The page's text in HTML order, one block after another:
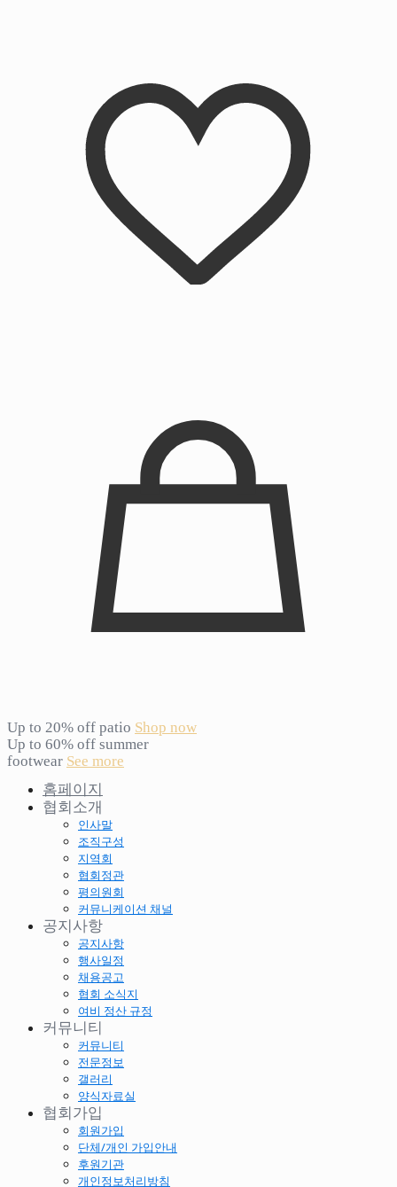
Up to 20% off patio Shop now
Up to 60% off summer
footwear See more
홈페이지
협회소개
인사말
조직구성
지역회
협회정관
평의원회
커뮤니케이션 채널
공지사항
공지사항
행사일정
채용공고
협회 소식지
여비 정산 규정
커뮤니티
커뮤니티
전문정보
갤러리
양식자료실
협회가입
회원가입
단체/개인 가입안내
후원기관
개인정보처리방침